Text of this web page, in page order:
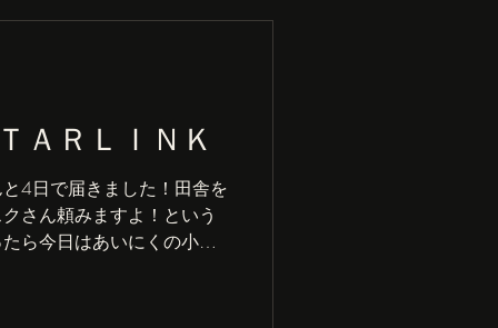
ＡＲＬＩＮＫ
4日で届きました！田舎を
さん頼みますよ！という
ら今日はあいにくの小雨